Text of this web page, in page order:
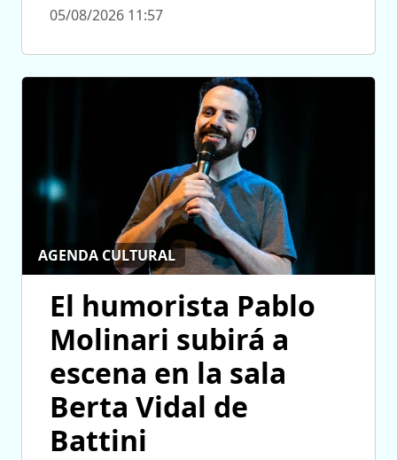
05/08/2026 11:57
AGENDA CULTURAL
El humorista Pablo
Molinari subirá a
escena en la sala
Berta Vidal de
Battini